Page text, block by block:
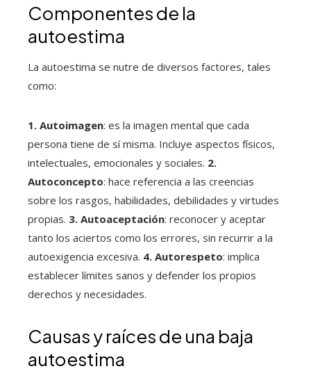
Componentes de la
autoestima
La autoestima se nutre de diversos factores, tales
como:
1. Autoimagen: es la imagen mental que cada
persona tiene de sí misma. Incluye aspectos físicos,
intelectuales, emocionales y sociales. 2.
Autoconcepto: hace referencia a las creencias
sobre los rasgos, habilidades, debilidades y virtudes
propias. 3. Autoaceptación: reconocer y aceptar
tanto los aciertos como los errores, sin recurrir a la
autoexigencia excesiva. 4. Autorespeto: implica
establecer límites sanos y defender los propios
derechos y necesidades.
Causas y raíces de una baja
autoestima